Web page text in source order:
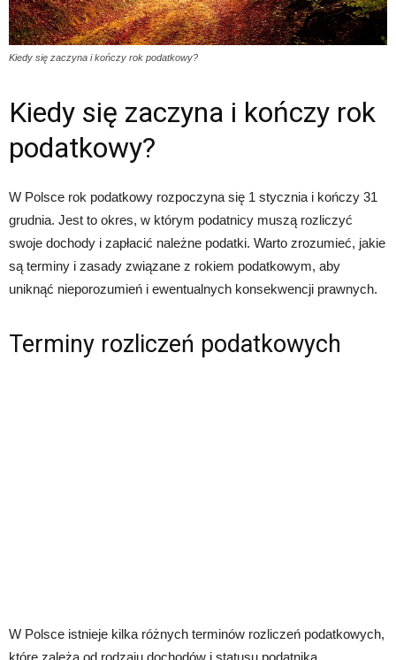
Kiedy się zaczyna i kończy rok podatkowy?
Kiedy się zaczyna i kończy rok
podatkowy?
W Polsce rok podatkowy rozpoczyna się 1 stycznia i kończy 31
grudnia. Jest to okres, w którym podatnicy muszą rozliczyć
swoje dochody i zapłacić należne podatki. Warto zrozumieć, jakie
są terminy i zasady związane z rokiem podatkowym, aby
uniknąć nieporozumień i ewentualnych konsekwencji prawnych.
Terminy rozliczeń podatkowych
W Polsce istnieje kilka różnych terminów rozliczeń podatkowych,